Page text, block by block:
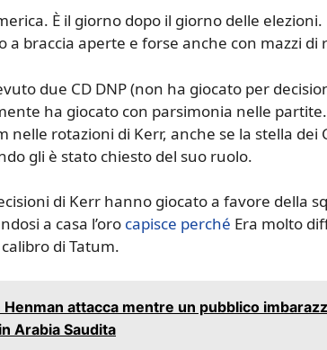
È il giorno dopo il giorno delle
a braccia aperte e forse anche con mazzi di
due CD DNP (non ha giocato per
ha giocato con parsimonia nelle
nelle rotazioni di Kerr, anche se la stella
gli è stato chiesto del suo ruolo.
di Kerr hanno giocato a favore della
a casa l’oro capisce perché Era molto
di Tatum.
Henman attacca mentre un pubblico
Arabia Saudita